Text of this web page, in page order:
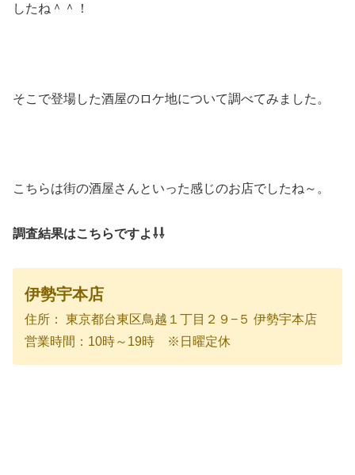
したね＾＾！
そこで登場した酒屋のロケ地について調べてみました。
こちらは街の酒屋さんといった感じのお店でしたね～。
調査結果はこちらですよ⇩⇩
伊勢宇本店
住所： 東京都台東区鳥越１丁目２９−５ 伊勢宇本店
営業時間：10時～19時 ※日曜定休